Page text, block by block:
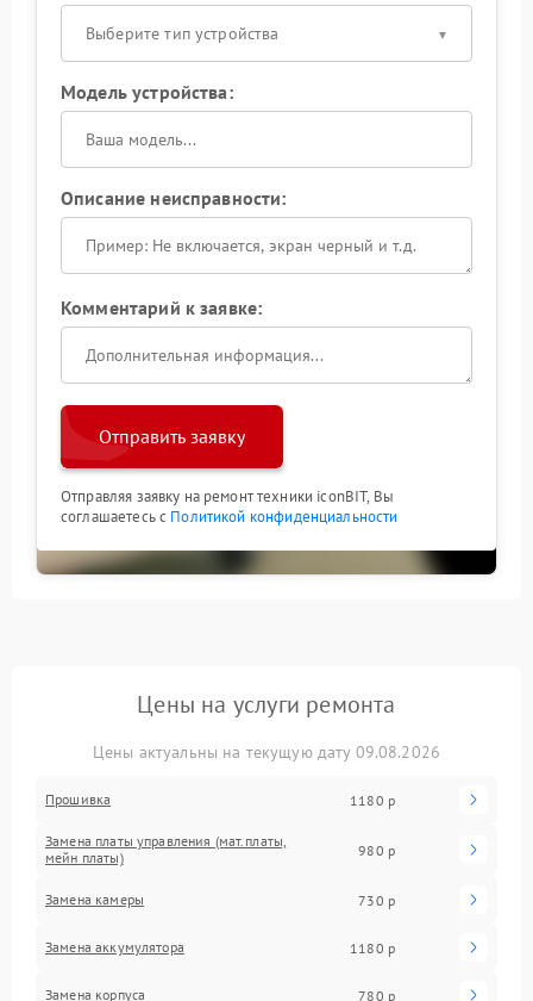
Выберите тип устройства
Модель устройства:
Описание неисправности:
Комментарий к заявке:
Отправить заявку
Отправляя заявку на ремонт техники iconBIT, Вы
соглашаетесь с Политикой конфиденциальности
Цены на услуги ремонта
Цены актуальны на текущую дату 09.08.2026
Прошивка 1180 р
Замена платы управления (мат.платы,
мейн платы)
980 р
Замена камеры 730 р
Замена аккумулятора 1180 р
Замена корпуса 780 р